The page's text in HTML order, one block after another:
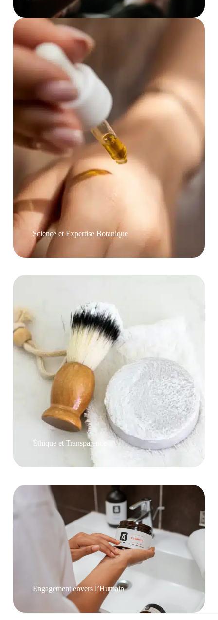
Science et Expertise Botanique
Éthique et Transparence
Engagement envers l’Humain